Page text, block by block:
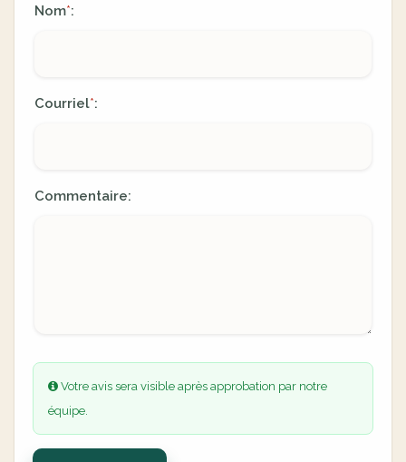
Nom*:
Courriel*:
Commentaire:
Votre avis sera visible après approbation par notre
équipe.